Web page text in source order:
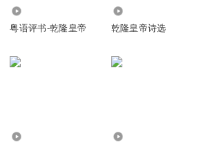
吧，为听你的评书买的会员快到期了
谢谢老师。
粤语评书-乾隆皇帝 乾隆皇帝诗选